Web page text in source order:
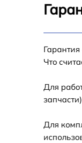
Что
Для
Для